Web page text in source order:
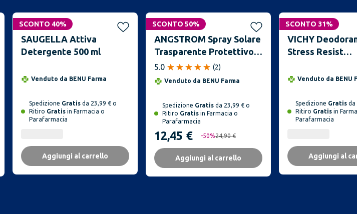
SCONTO 40%
SAUGELLA Attiva
Detergente 500 ml
Venduto da BENU Farma
Spedizione Gratis da 23,99 € o
Ritiro Gratis in Farmacia o
Parafarmacia
Aggiungi al carrello
SCONTO 50%
ANGSTROM Spray Solare
Trasparente Protettivo
Corpo SPF30 200 ml
5.0 (2)
Venduto da BENU Farma
Spedizione Gratis da 23,99 € o
Ritiro Gratis in Farmacia o
Parafarmacia
12,45 € -50%24,90 €
Aggiungi al carrello
SCONTO 31%
VICHY
Stress Resist
ml Venduto da BENU
Spedizione Gratis da
Ritiro Gratis in
Parafarmacia
Aggiungi al